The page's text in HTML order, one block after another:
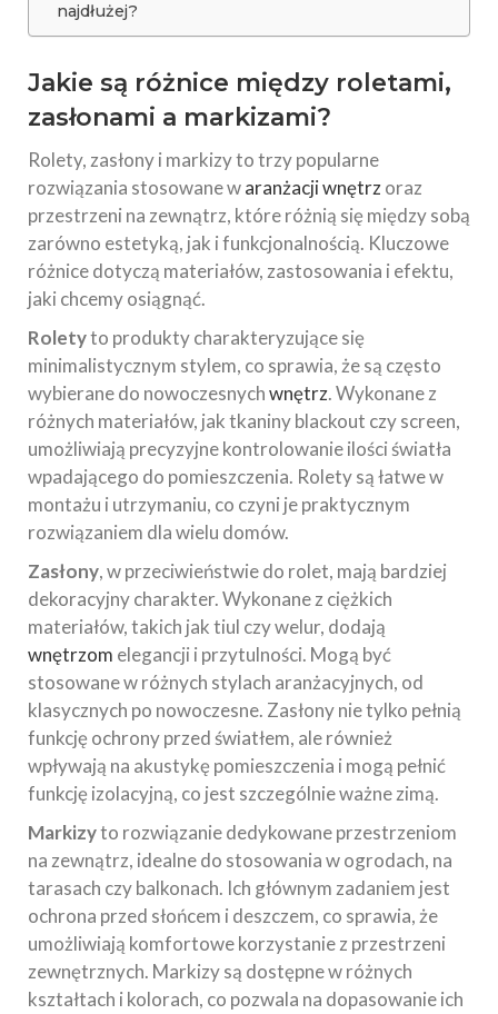
najdłużej?
Jakie są różnice między roletami,
zasłonami a markizami?
Rolety, zasłony i markizy to trzy popularne
rozwiązania stosowane waranżacji wnętrzoraz
przestrzeni na zewnątrz, które różnią się między sobą
zarówno estetyką, jak i funkcjonalnością. Kluczowe
różnice dotyczą materiałów, zastosowania i efektu,
jaki chcemy osiągnąć.
Roletyto produkty charakteryzujące się
minimalistycznym stylem, co sprawia, że są często
wybierane do nowoczesnychwnętrz. Wykonane z
różnych materiałów, jak tkaniny blackout czy screen,
umożliwiają precyzyjne kontrolowanie ilości światła
wpadającego do pomieszczenia. Rolety są łatwe w
montażu i utrzymaniu, co czyni je praktycznym
rozwiązaniem dla wielu domów.
Zasłony, w przeciwieństwie do rolet, mają bardziej
dekoracyjny charakter. Wykonane z ciężkich
materiałów, takich jak tiul czy welur, dodają
wnętrzom elegancji i przytulności. Mogą być
stosowane w różnych stylach aranżacyjnych, od
klasycznych po nowoczesne. Zasłony nie tylko pełnią
funkcję ochrony przed światłem, ale również
wpływają na akustykę pomieszczenia i mogą pełnić
funkcję izolacyjną, co jest szczególnie ważne zimą.
Markizyto rozwiązanie dedykowane przestrzeniom
na zewnątrz, idealne do stosowania w ogrodach, na
tarasach czy balkonach. Ich głównym zadaniem jest
ochrona przed słońcem i deszczem, co sprawia, że
umożliwiają komfortowe korzystanie z przestrzeni
zewnętrznych. Markizy są dostępne w różnych
kształtach i kolorach, co pozwala na dopasowanie ich